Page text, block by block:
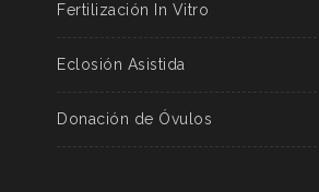
Fertilización In Vitro
Eclosión Asistida
Donación de Óvulos